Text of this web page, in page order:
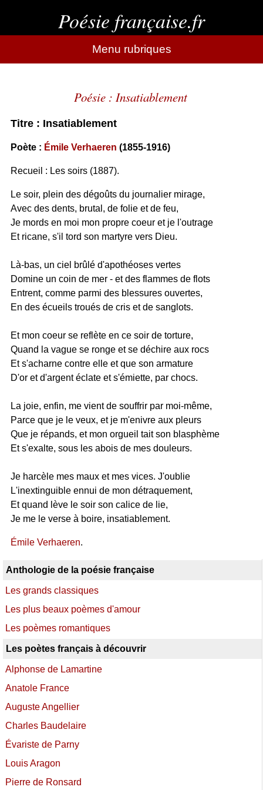
Poésie française.fr
Menu rubriques
Poésie : Insatiablement
Titre : Insatiablement
Poète : Émile Verhaeren (1855-1916)
Recueil : Les soirs (1887).
Le soir, plein des dégoûts du journalier mirage,
Avec des dents, brutal, de folie et de feu,
Je mords en moi mon propre coeur et je l'outrage
Et ricane, s'il tord son martyre vers Dieu.
Là-bas, un ciel brûlé d'apothéoses vertes
Domine un coin de mer - et des flammes de flots
Entrent, comme parmi des blessures ouvertes,
En des écueils troués de cris et de sanglots.
Et mon coeur se reflète en ce soir de torture,
Quand la vague se ronge et se déchire aux rocs
Et s'acharne contre elle et que son armature
D'or et d'argent éclate et s'émiette, par chocs.
La joie, enfin, me vient de souffrir par moi-même,
Parce que je le veux, et je m'enivre aux pleurs
Que je répands, et mon orgueil tait son blasphème
Et s'exalte, sous les abois de mes douleurs.
Je harcèle mes maux et mes vices. J'oublie
L'inextinguible ennui de mon détraquement,
Et quand lève le soir son calice de lie,
Je me le verse à boire, insatiablement.
Émile Verhaeren.
Anthologie de la poésie française
Les grands classiques
Les plus beaux poèmes d'amour
Les poèmes romantiques
Les poètes français à découvrir
Alphonse de Lamartine
Anatole France
Auguste Angellier
Charles Baudelaire
Évariste de Parny
Louis Aragon
Pierre de Ronsard